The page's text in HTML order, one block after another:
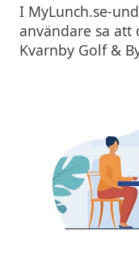
I MyLunch.se-
användare sa att
Kvarnby Golf &